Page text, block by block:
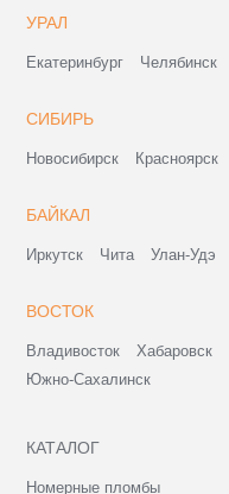
УРАЛ
Екатеринбург Челябинск
СИБИРЬ
Новосибирск Красноярск
БАЙКАЛ
Иркутск Чита Улан-Удэ
ВОСТОК
Владивосток Хабаровск
Южно-Сахалинск
КАТАЛОГ
Номерные пломбы